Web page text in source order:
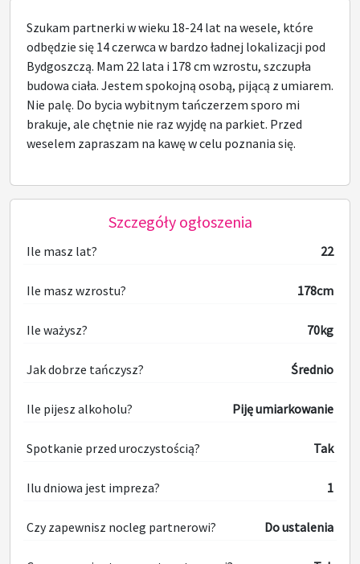
Szukam partnerki w wieku 18-24 lat na wesele, które
odbędzie się 14 czerwca w bardzo ładnej lokalizacji pod
Bydgoszczą. Mam 22 lata i 178 cm wzrostu, szczupła
budowa ciała. Jestem spokojną osobą, pijącą z umiarem.
Nie palę. Do bycia wybitnym tańczerzem sporo mi
brakuje, ale chętnie nie raz wyjdę na parkiet. Przed
weselem zapraszam na kawę w celu poznania się.
Szczegóły ogłoszenia
Ile masz lat? 22
Ile masz wzrostu? 178cm
Ile ważysz? 70kg
Jak dobrze tańczysz? Średnio
Ile pijesz alkoholu? Piję umiarkowanie
Spotkanie przed uroczystością? Tak
Ilu dniowa jest impreza? 1
Czy zapewnisz nocleg partnerowi? Do ustalenia